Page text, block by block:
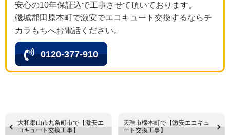
安心の10年保証込で工事させて頂いております。
磯城郡田原本町で激安でエコキュート交換するならチ
カラもちへお電話ください。
0120-377-910
大和郡山市九条町市で【激安エ
コキュート交換工事】
天理市櫟本町で【激安エコキュ
ート交換工事】